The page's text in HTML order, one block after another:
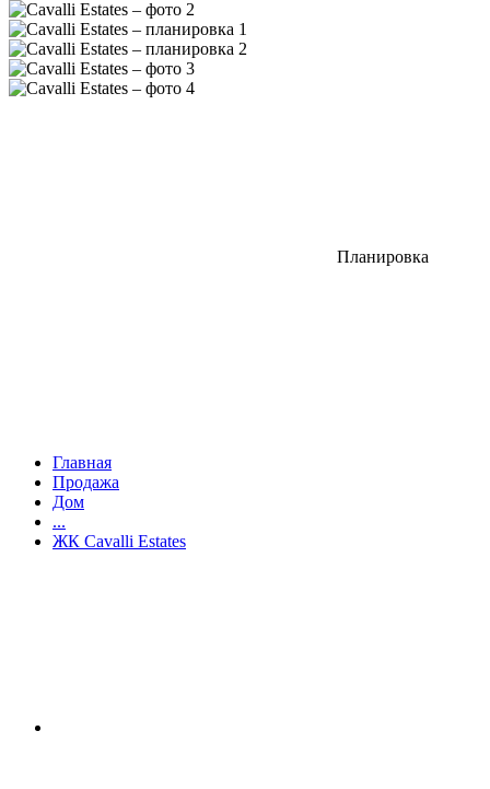
Планировка
Главная
Продажа
Дом
...
ЖК Cavalli Estates